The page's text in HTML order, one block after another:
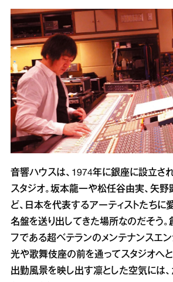
音響ハウスは、1974年に銀座に設立さ
スタジオ。坂本龍一や松任谷由実、矢野
ど、日本を代表するアーティストたちに
名盤を送り出してきた場所なのだそう。
フである超ベテランのメンテナンスエン
光や歌舞伎座の前を通ってスタジオへ
出勤風景を映し出す凛とした空気には、